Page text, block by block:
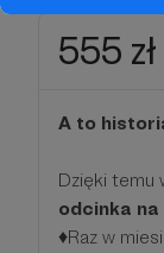
555 zł
A to
Dzięki temu
odcinka na
♦️Raz w